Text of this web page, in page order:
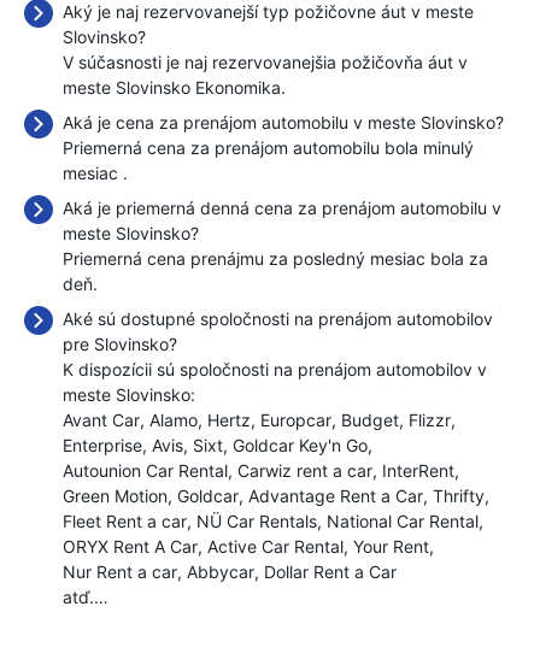
Aký je naj rezervovanejší typ požičovne áut v meste
Slovinsko?
V súčasnosti je naj rezervovanejšia požičovňa áut v
meste Slovinsko Ekonomika.
Aká je cena za prenájom automobilu v meste Slovinsko?
Priemerná cena za prenájom automobilu bola minulý
mesiac .
Aká je priemerná denná cena za prenájom automobilu v
meste Slovinsko?
Priemerná cena prenájmu za posledný mesiac bola za
deň.
Aké sú dostupné spoločnosti na prenájom automobilov
pre Slovinsko?
K dispozícii sú spoločnosti na prenájom automobilov v
meste Slovinsko:
Avant Car Alamo Hertz Europcar Budget Flizzr
Enterprise Avis Sixt Goldcar Key'n Go
Autounion Car Rental Carwiz rent a car InterRent
Green Motion Goldcar Advantage Rent a Car Thrifty
Fleet Rent a car NÜ Car Rentals National Car Rental
ORYX Rent A Car Active Car Rental Your Rent
Nur Rent a car Abbycar Dollar Rent a Car
atď.…